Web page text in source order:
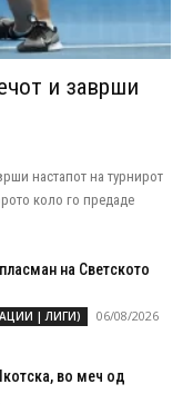
и заврши
настапот на турнирот
коло го предаде
на Светското
| ЛИГИ) 06/08/2026
во меч од